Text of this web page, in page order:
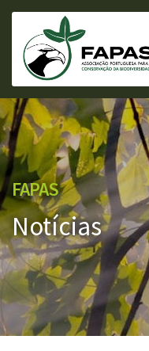
FAPAS
Notícias